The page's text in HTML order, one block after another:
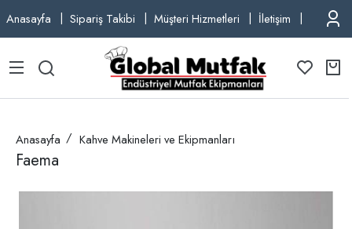
Anasayfa Sipariş Takibi Müşteri Hizmetleri İletişim TEL:
Anasayfa Kahve Makineleri ve Ekipmanları
Faema